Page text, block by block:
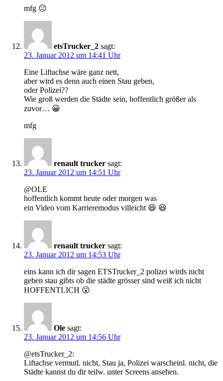
mfg 😐
etsTrucker_2 sagt:
23. Januar 2012 um 14:41 Uhr
Eine Liftachse wäre ganz nett,
aber wird es denn auch einen Stau geben,
oder Polizei??
Wie groß werden die Städte sein, hoffentlich größer als
zuvor… 😀
mfg
renault trucker sagt:
23. Januar 2012 um 14:51 Uhr
@OLE
hoffentlich kommt heute oder morgen was
ein Video vom Karrieremodus villeicht 😆 😆
renault trucker sagt:
23. Januar 2012 um 14:53 Uhr
eins kann ich dir sagen ETSTrucker_2 polizei wirds nicht
geben stau gibts ob die städte grösser sind weiß ich nicht
HOFFENTLICH 😮
Ole sagt:
23. Januar 2012 um 14:56 Uhr
@etsTrucker_2:
Liftachse vermutl. nicht, Stau ja, Polizei warscheinl. nicht, die
Städte kannst du dir teilw. unter Screens ansehen.